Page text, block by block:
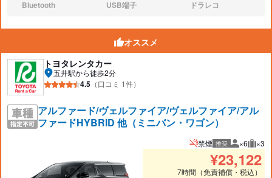
なし:Bluetooth なし:USB端子 なし:ドラレコ
オススメ
トヨタレンタカー
五井駅から徒歩2分
4.5 （口コミ 1件）
アルファード/ヴェルファイア/ヴェルファイア/アル
ファードHYBRID 他（ミニバン・ワゴン）
禁煙 推奨 推奨人数
×6 推奨
×3
¥23,122
7時間（免責補償・税込）